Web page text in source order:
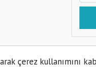
çerez kullanımını